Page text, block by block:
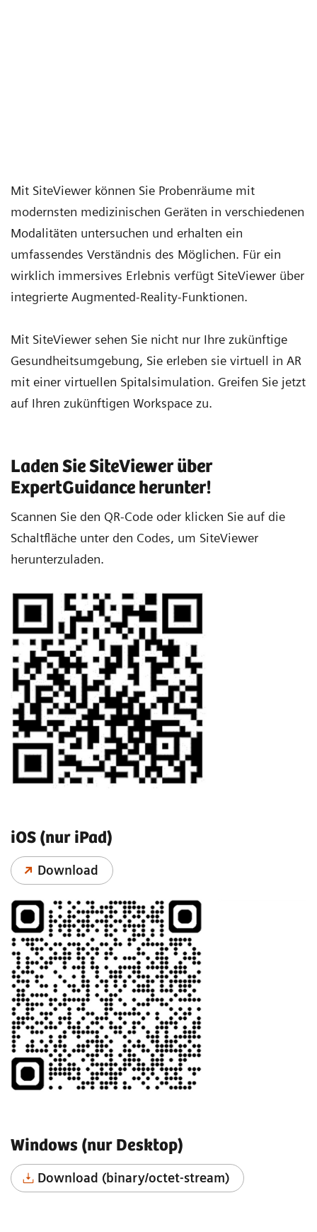
Mit SiteViewer können Sie Probenräume mit
modernsten medizinischen Geräten in verschiedenen
Modalitäten untersuchen und erhalten ein
umfassendes Verständnis des Möglichen. Für ein
wirklich immersives Erlebnis verfügt SiteViewer über
integrierte Augmented-Reality-Funktionen.
Mit SiteViewer sehen Sie nicht nur Ihre zukünftige
Gesundheitsumgebung, Sie erleben sie virtuell in AR
mit einer virtuellen Spitalsimulation. Greifen Sie jetzt
auf Ihren zukünftigen Workspace zu.
Laden Sie SiteViewer über
ExpertGuidance herunter!
Scannen Sie den QR-Code oder klicken Sie auf die
Schaltfläche unter den Codes, um SiteViewer
herunterzuladen.
iOS (nur iPad)
Download
Windows (nur Desktop)
Download (binary/octet-stream)